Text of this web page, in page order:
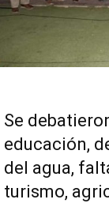
Se
educación,
del agua,
turismo,